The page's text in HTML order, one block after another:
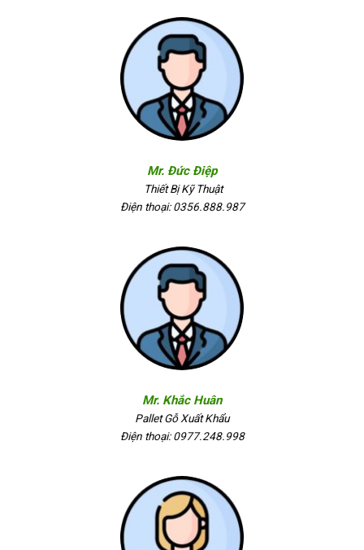
Mr. Đức Điệp
Thiết Bị Kỹ Thuật
Điện thoại: 0356.888.987
Mr. Khắc Huân
Pallet Gỗ Xuất Khẩu
Điện thoại: 0977.248.998